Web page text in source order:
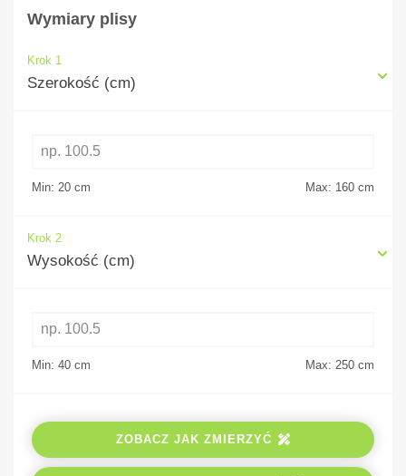
Wymiary plisy
Krok 1
Szerokość (cm)
Min: 20 cm Max: 160 cm
Krok 2
Wysokość (cm)
Min: 40 cm Max: 250 cm
ZOBACZ JAK ZMIERZYĆ